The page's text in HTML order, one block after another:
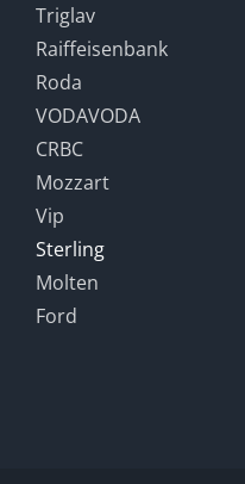
Triglav
Raiffeisenbank
Roda
VODAVODA
CRBC
Mozzart
Vip
Sterling
Molten
Ford